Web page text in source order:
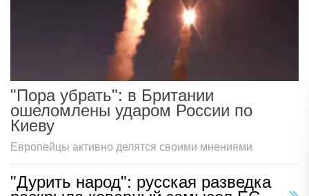
"Пора убрать": в Британии
ошеломлены ударом России по
Киеву
Европейцы активно делятся своими мнениями
"Дурить народ": русская разведка